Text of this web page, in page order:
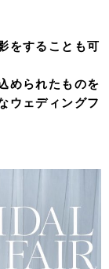
をすることも可
められたものを
ウェディングフ